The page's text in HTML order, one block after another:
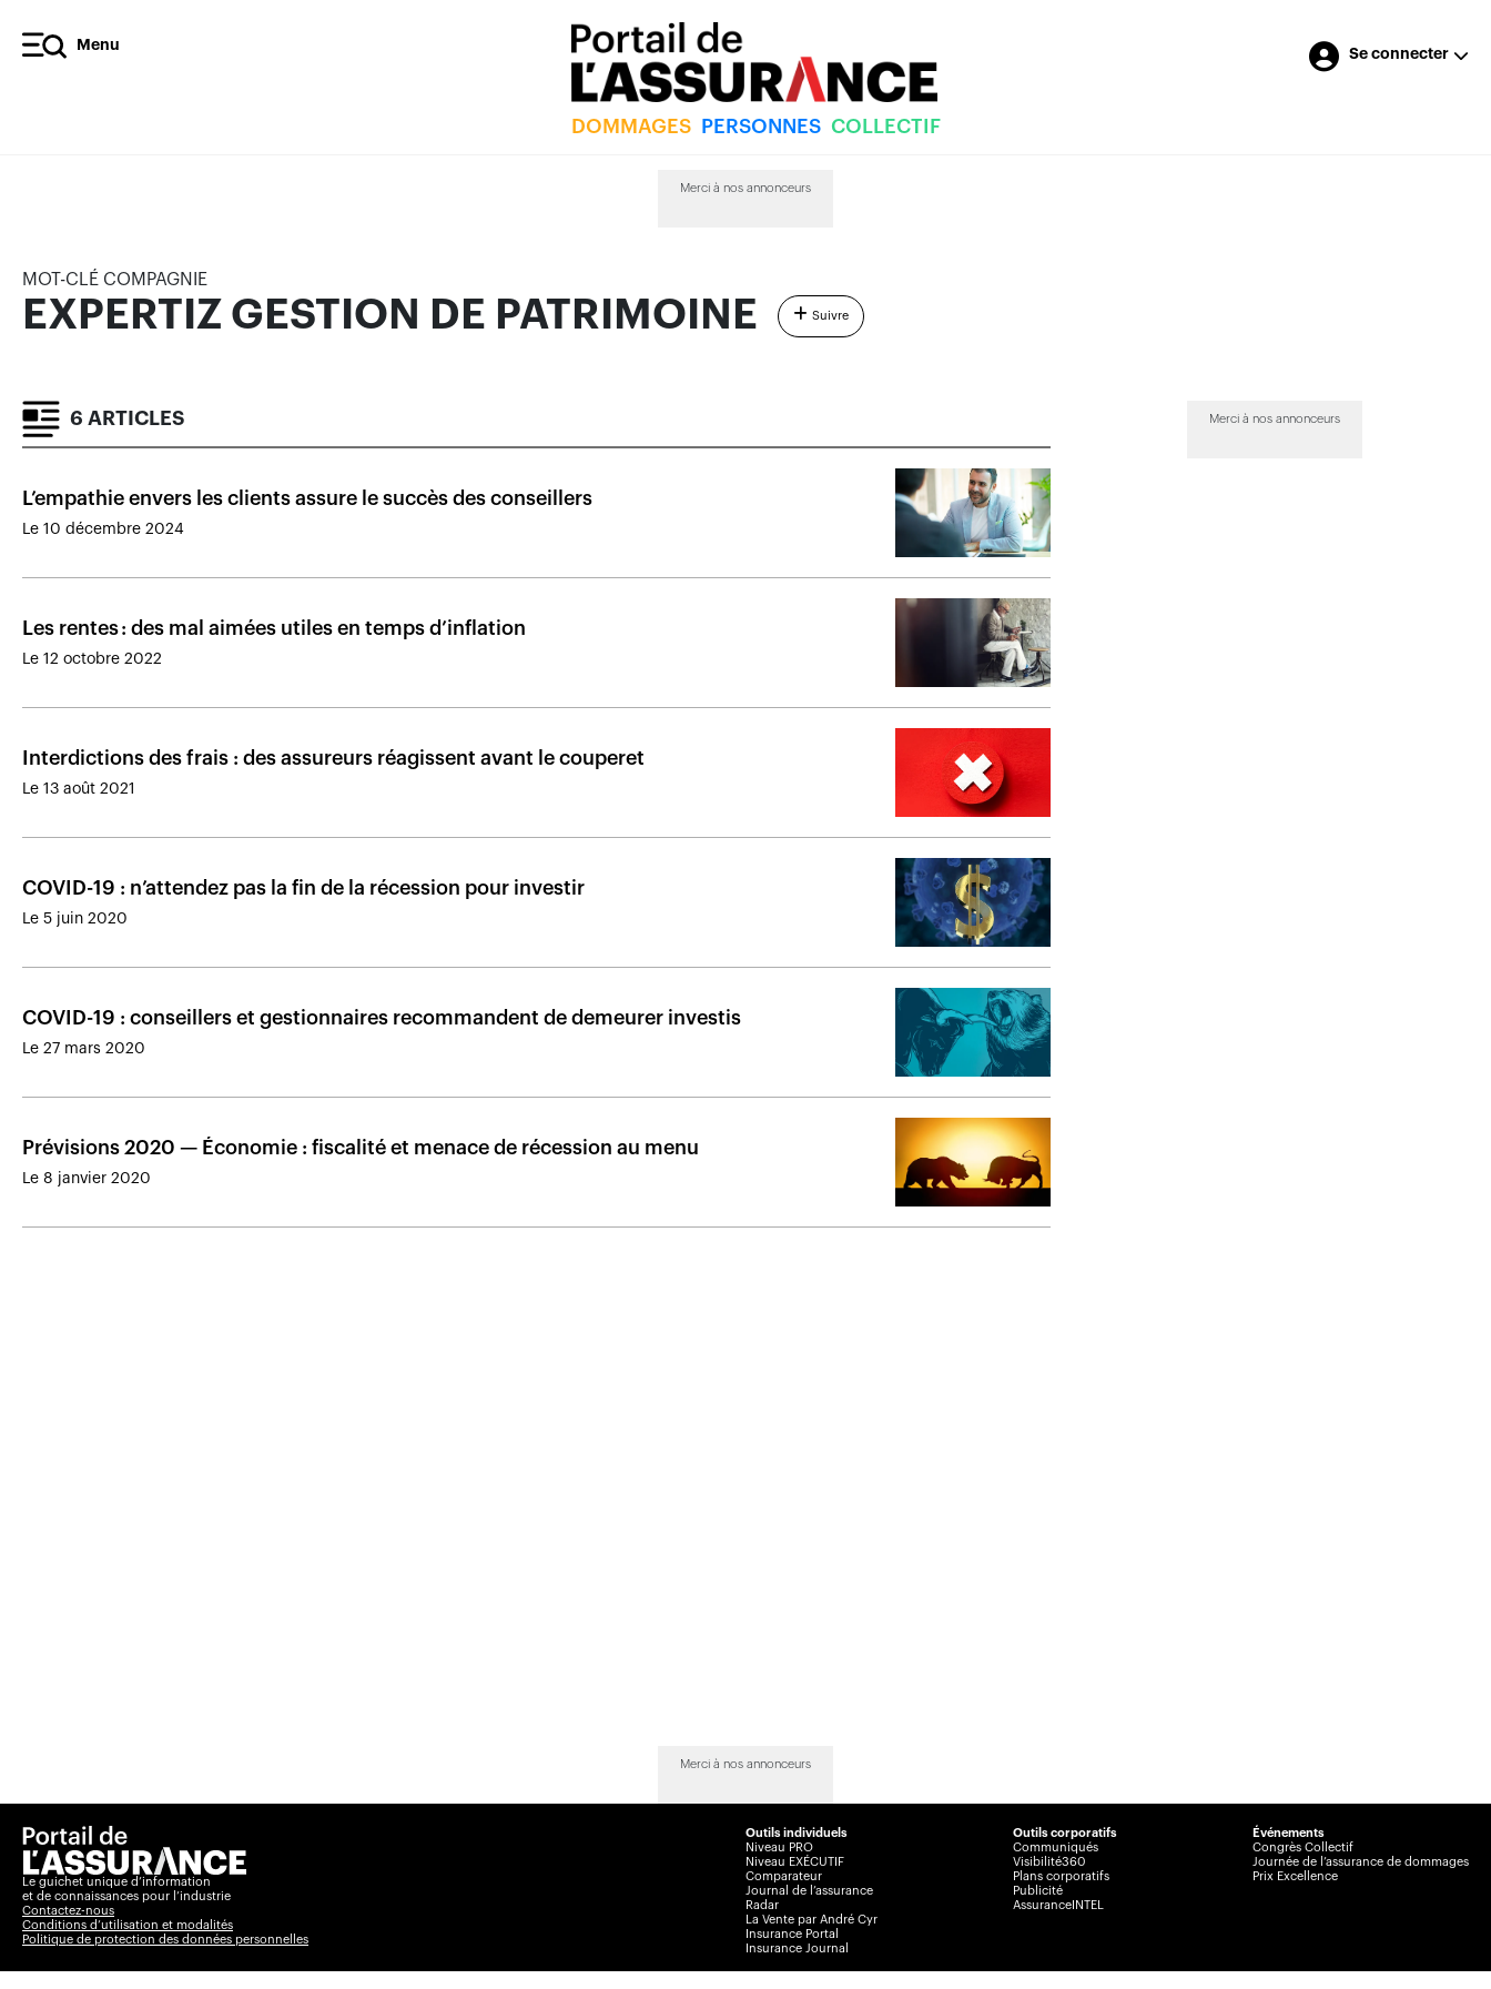
Menu
DOMMAGES PERSONNES COLLECTIF
Se connecter
Merci à nos annonceurs
MOT-CLÉ COMPAGNIE
EXPERTIZ GESTION DE PATRIMOINE Suivre
6 ARTICLES
L’empathie envers les clients assure le succès des conseillers
Le 10 décembre 2024
Les rentes : des mal aimées utiles en temps d’inflation
Le 12 octobre 2022
Interdictions des frais : des assureurs réagissent avant le couperet
Le 13 août 2021
COVID-19 : n’attendez pas la fin de la récession pour investir
Le 5 juin 2020
COVID-19 : conseillers et gestionnaires recommandent de demeurer investis
Le 27 mars 2020
Prévisions 2020 — Économie : fiscalité et menace de récession au menu
Le 8 janvier 2020
Merci à nos annonceurs
Merci à nos annonceurs
Le guichet unique d’information
et de connaissances pour l’industrie
Contactez-nous
Conditions d’utilisation et modalités
Politique de protection des données personnelles
Outils individuels
Niveau PRO
Niveau EXÉCUTIF
Comparateur
Journal de l’assurance
Radar
La Vente par André Cyr
Insurance Portal
Insurance Journal
Outils corporatifs
Communiqués
Visibilité360
Plans corporatifs
Publicité
AssuranceINTEL
Événements
Congrès Collectif
Journée de l’assurance de dommages
Prix Excellence